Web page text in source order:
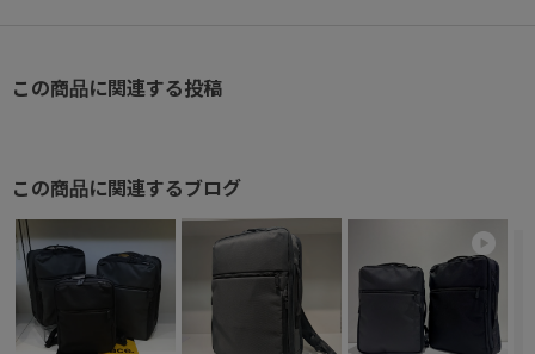
● 背面
気性も両立させました。
● バーテクト®ポケット
ポケットには、抗ウイルス・抗菌加工の生地を使用。
この商品に関連する投稿
この商品に関連するブログ